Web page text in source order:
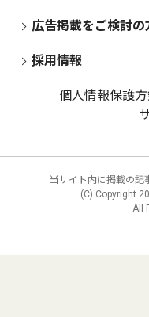
広告掲載をご検討の
採用情報
個人情報保護
当サイト内に掲載の記
(C) Copyright
All